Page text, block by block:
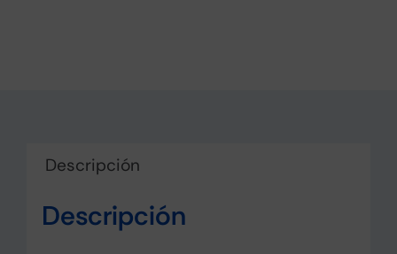
Descripción
Descripción